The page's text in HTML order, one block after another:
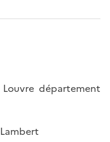
département